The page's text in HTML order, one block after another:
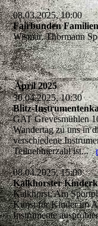
08.03.2025, 10:00
Fairbunden
Wismar, Thormann
April 2025
30.04.2025, 10:30
Blitz-
GAT Grevesmühlen
Wandertag zu uns in
verschiedene
Teilnehmerzahl ist...
08.04.2025, 15:00
Kalkhorster
Kalkhorst, Am
Kunst für Kinder im
Instrumente